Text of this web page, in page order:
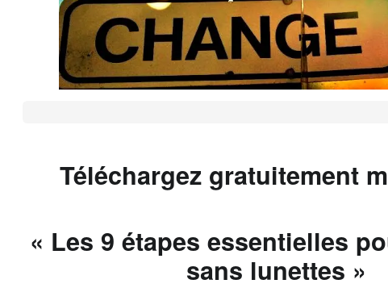
Téléchargez gratuitement
« Les 9 étapes essentielles
sans lunettes »